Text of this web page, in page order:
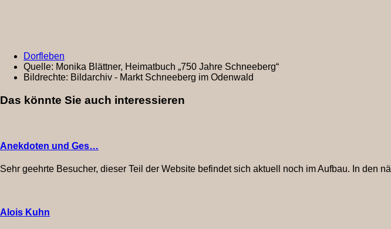
Dorfleben
Quelle: Monika Blättner, Heimatbuch „750 Jahre Schneeberg“
Bildrechte: Bildarchiv - Markt Schneeberg im Odenwald
Das könnte Sie auch interessieren
Anekdoten und Ges…
Sehr geehrte Besucher, dieser Teil der Website befindet sich aktuell noch im Aufbau. In den
Alois Kuhn